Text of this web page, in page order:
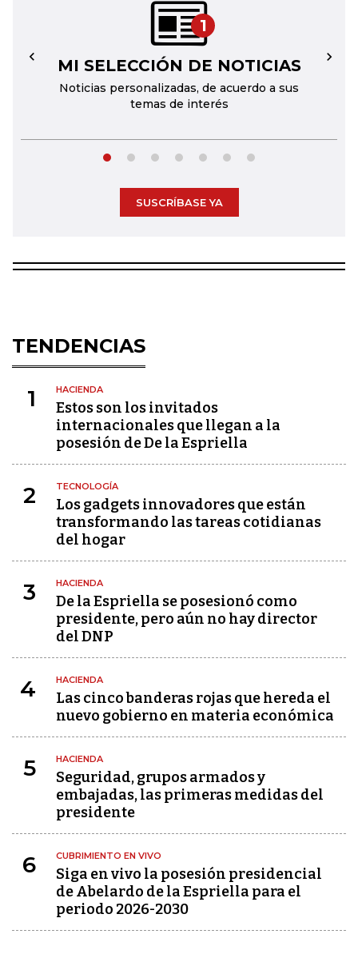
1
MI SELECCIÓN DE NOTICIAS
Noticias personalizadas, de acuerdo a sus
temas de interés
← →
SUSCRÍBASE YA
TENDENCIAS
1 HACIENDA
Estos son los invitados
internacionales que llegan a la
posesión de De la Espriella
2 TECNOLOGÍA
Los gadgets innovadores que están
transformando las tareas cotidianas
del hogar
3 HACIENDA
De la Espriella se posesionó como
presidente, pero aún no hay director
del DNP
4 HACIENDA
Las cinco banderas rojas que hereda el
nuevo gobierno en materia económica
5 HACIENDA
Seguridad, grupos armados y
embajadas, las primeras medidas del
presidente
6 CUBRIMIENTO EN VIVO
Siga en vivo la posesión presidencial
de Abelardo de la Espriella para el
periodo 2026-2030